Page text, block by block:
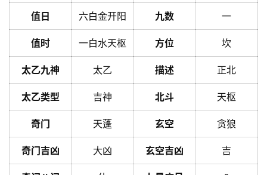
值日 六白金开阳 九数 一
值时 一白水天枢 方位 坎
太乙九神 太乙 描述 正北
太乙类型 吉神 北斗 天枢
奇门 天蓬 玄空 贪狼
奇门吉凶 大凶 玄空吉凶 吉